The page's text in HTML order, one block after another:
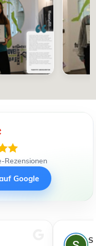
Rezensionen
Google